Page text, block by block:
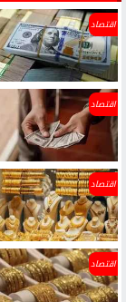
اقتصاد
اقتصاد
اقتصاد
اقتصاد